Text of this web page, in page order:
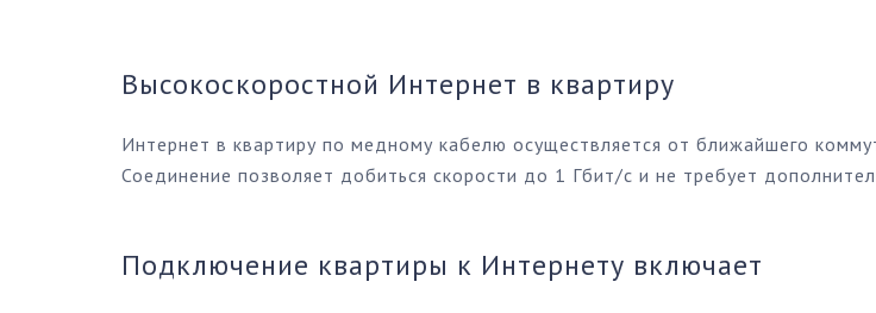
Высокоскоростной Интернет в квартиру
Интернет в квартиру по медному кабелю осуществляется от ближайшего
Соединение позволяет добиться скорости до 1 Гбит/с и не требует
Подключение квартиры к Интернету включает